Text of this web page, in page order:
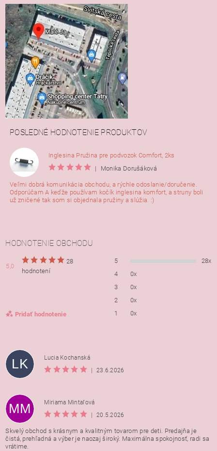
POSLEDNÉ HODNOTENIE PRODUKTOV
Inglesina Pružina pre podvozok Comfort, 2ks
|
Monika Dorušáková
Veľmi dobrá komunikácia obchodu, a rýchle odoslanie/doručenie.
Odporúčam A keďže používam kočík inglesina komfort, a struny boli
už zničené tak som si objednala pružiny a slúžia. :)
HODNOTENIE OBCHODU
5,0
28
hodnotení
Pridať hodnotenie
5
28x
4
0x
3
0x
2
0x
1
0x
LK
Lucia Kochanská
23.6.2026
MM
Miriama Mintaľová
20.5.2026
Skvelý obchod s krásnym a kvalitným tovarom pre deti. Predajňa je
čistá, prehľadná a výber je naozaj široký. Maximálna spokojnosť, radi sa
vrátime.